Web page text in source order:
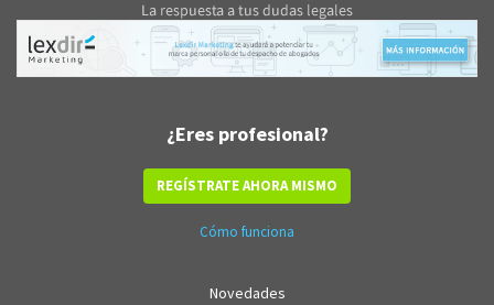
¿Eres profesional?
REGÍSTRATE AHORA MISMO
Cómo funciona
Novedades